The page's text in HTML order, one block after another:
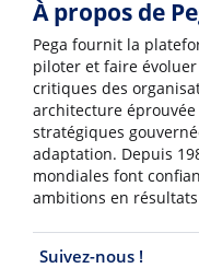
À propos de
Pega fournit la
piloter et faire
critiques des
architecture
stratégiques
adaptation. Depuis
mondiales font
ambitions en
Suivez-nous !